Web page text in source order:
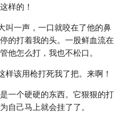
样的！
叫一声，一口就咬在了他的鼻
的打着我的头。一股鲜血流在
他怎么打，我也不松口。
样该用枪打死我了把。来啊！
一个硬硬的东西。它狠狠的打
自己马上就会挂了了。